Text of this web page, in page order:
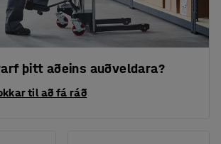
þitt aðeins auðveldara?
til að fá ráð